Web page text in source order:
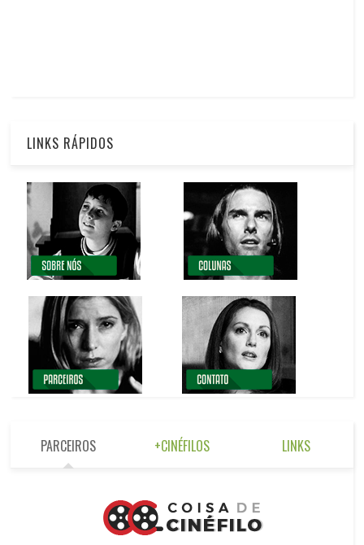
LINKS RÁPIDOS
PARCEIROS +CINÉFILOS LINKS